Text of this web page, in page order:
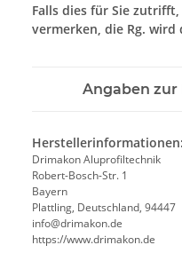
Falls dies für Sie
vermerken, die Rg.
Angaben
Herstellerinformationen:
Drimakon Aluprofiltechnik
Robert-Bosch-Str. 1
Bayern
Plattling, Deutschland, 94447
info@drimakon.de
https://www.drimakon.de